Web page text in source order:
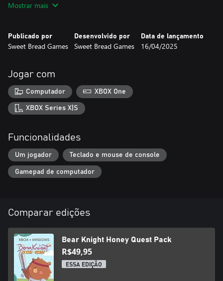
There's no time pressure to complete each level in the game, but
- Action platformer designed to be fun for everyone
- Colorful pixel art with a fun, adventurous soundtrack
- Try and collect every honey piece in each level to be awarded
trophies
Mostrar mais
Publicado por
Sweet Bread Games
Desenvolvido por
Sweet Bread Games
Data de lançamento
16/04/2025
Jogar com
Computador XBOX One
XBOX Series X|S
Funcionalidades
Um jogador Teclado e mouse de console
Gamepad de computador
Comparar edições
Bear Knight Honey Quest Pack
R$49,95
ESSA EDIÇÃO